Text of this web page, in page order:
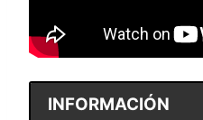
INFORMACIÓN